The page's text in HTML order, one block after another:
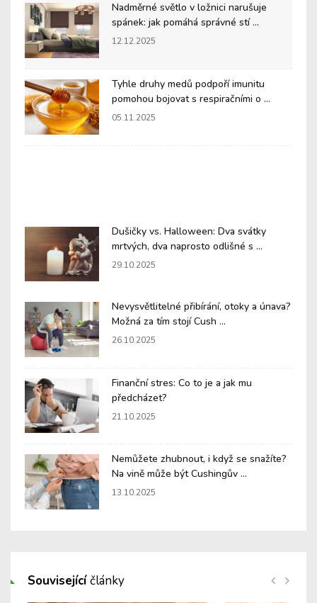
Nadměrné světlo v ložnici narušuje
spánek: jak pomáhá správné stí ...
12.12.2025
Tyhle druhy medů podpoří imunitu
pomohou bojovat s respiračními o ...
05.11.2025
Dušičky vs. Halloween: Dva svátky
mrtvých, dva naprosto odlišné s ...
29.10.2025
Nevysvětlitelné přibírání, otoky a únava?
Možná za tím stojí Cush ...
26.10.2025
Finanční stres: Co to je a jak mu
předcházet?
21.10.2025
Nemůžete zhubnout, i když se snažíte?
Na vině může být Cushingův ...
13.10.2025
Souvisejícíčlánky